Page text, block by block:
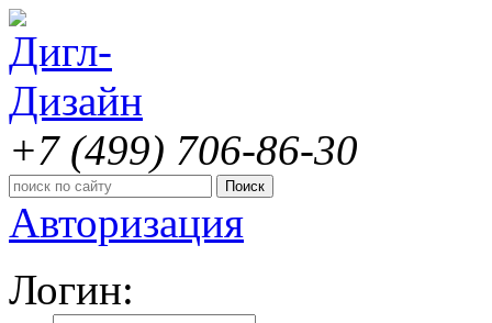
+7 (499) 706-86-30
Авторизация
Логин: